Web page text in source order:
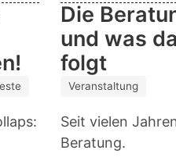
Die
und was
folgt
Veranstaltung
Seit vielen
Beratung.